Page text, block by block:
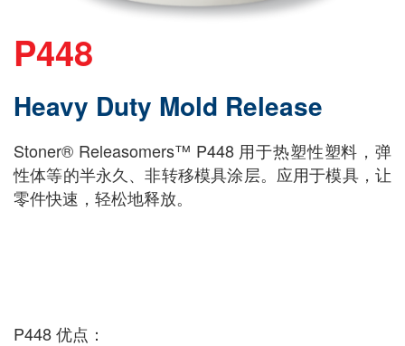
P448
Heavy Duty Mold Release
Stoner® Releasomers™ P448 用于热塑性塑料，弹
性体等的半永久、非转移模具涂层。应用于模具，让
零件快速，轻松地释放。
P448 优点：